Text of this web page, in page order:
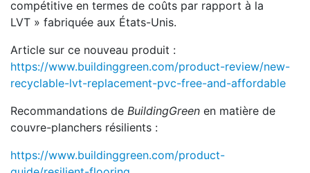
compétitive en termes de coûts par rapport à la
LVT » fabriquée aux États-Unis.
Article sur ce nouveau produit :
https://www.buildinggreen.com/product-review/new-
recyclable-lvt-replacement-pvc-free-and-affordable
Recommandations de BuildingGreen en matière de
couvre-planchers résilients :
https://www.buildinggreen.com/product-